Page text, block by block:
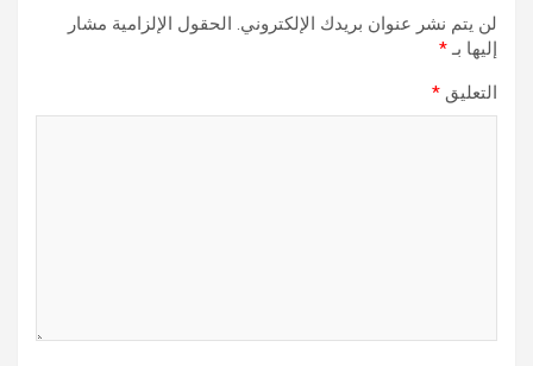
لن يتم نشر عنوان بريدك الإلكتروني. الحقول الإلزامية مشار
إليها بـ*
التعليق *